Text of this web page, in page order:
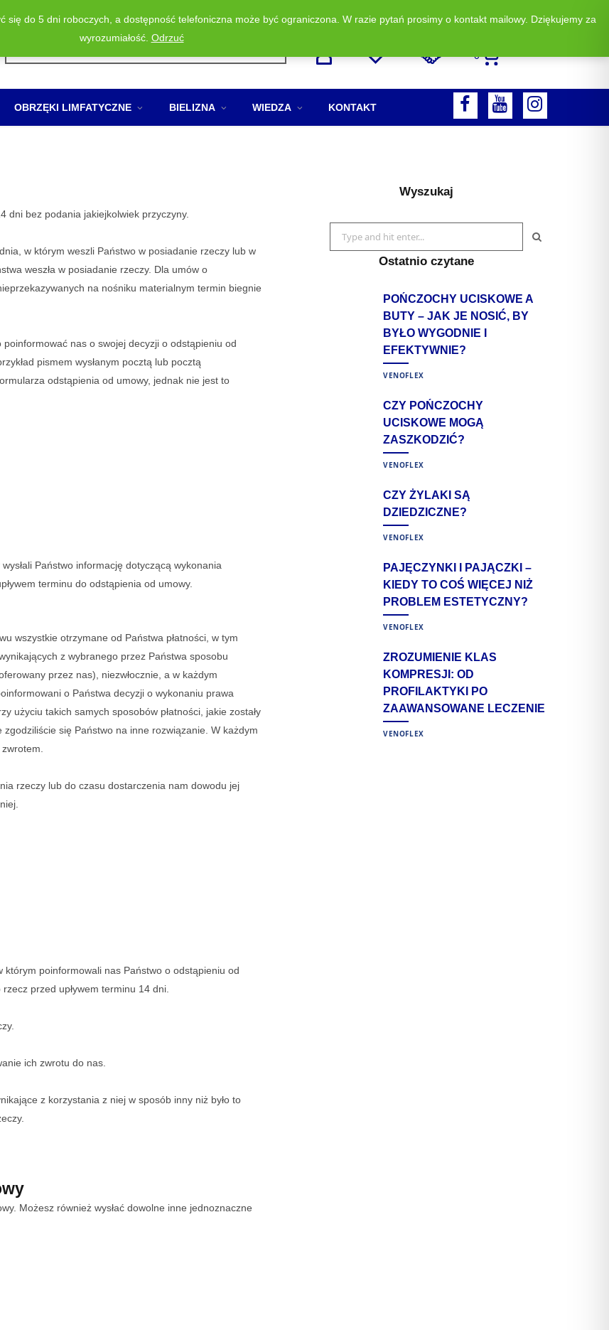
Wyszukiwarka
Zadzwoń i zamów: +48 513 523 883
0
OBRZĘKI LIMFATYCZNE BIELIZNA WIEDZA KONTAKT
A
O
O
U
B
dni bez podania jakiejkolwiek przyczyny.
w którym weszli Państwo w posiadanie rzeczy lub w
weszła w posiadanie rzeczy. Dla umów o
na nośniku materialnym termin biegnie
nas o swojej decyzji o odstąpieniu od
pismem wysłanym pocztą lub pocztą
odstąpienia od umowy, jednak nie jest to
Państwo informację dotyczącą wykonania
terminu do odstąpienia od umowy.
wszystkie otrzymane od Państwa płatności, w tym
z wybranego przez Państwa sposobu
przez nas), niezwłocznie, a w każdym
o Państwa decyzji o wykonaniu prawa
użyciu takich samych sposobów płatności, jakie zostały
się Państwo na inne rozwiązanie. W każdym
rzeczy lub do czasu dostarczenia nam dowodu jej
którym poinformowali nas Państwo o odstąpieniu od
przed upływem terminu 14 dni.
ich zwrotu do nas.
z korzystania z niej w sposób inny niż było to
Możesz również wysłać dowolne inne jednoznaczne
Wyszukaj
for:
Ostatnio czytane
POŃCZOCHY UCISKOWE A
BUTY – JAK JE NOSIĆ, BY
BYŁO WYGODNIE I
EFEKTYWNIE?
VENOFLEX
CZY POŃCZOCHY
UCISKOWE MOGĄ
ZASZKODZIĆ?
VENOFLEX
CZY ŻYLAKI SĄ
DZIEDZICZNE?
VENOFLEX
PAJĘCZYNKI I PAJĄCZKI –
KIEDY TO COŚ WIĘCEJ NIŻ
PROBLEM ESTETYCZNY?
VENOFLEX
ZROZUMIENIE KLAS
KOMPRESJI: OD
PROFILAKTYKI PO
ZAAWANSOWANE LECZENIE
VENOFLEX
się do 5 dni roboczych, a dostępność telefoniczna może być ograniczona. W razie pytań prosimy o kontakt mailowy. Dziękujemy za
wyrozumiałość. Odrzuć